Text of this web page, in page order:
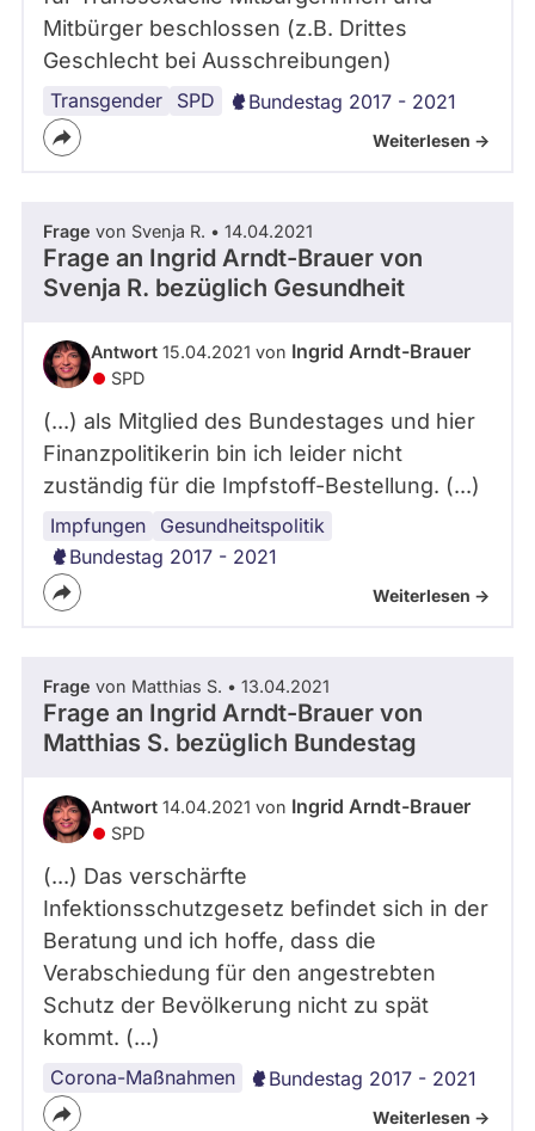
Mitbürger beschlossen (z.B. Drittes
Geschlecht bei Ausschreibungen)
Transgender SPD
Selbstbestimmung Bundestag 2017 - 2021
Weiterlesen ->
Frage von Svenja R. • 14.04.2021
Frage an Ingrid Arndt-Brauer von
Svenja R. bezüglich Gesundheit
Antwort 15.04.2021 von Ingrid Arndt-Brauer
SPD
(...) als Mitglied des Bundestages und hier
Finanzpolitikerin bin ich leider nicht
zuständig für die Impfstoff-Bestellung. (...)
Impfungen
Gesundheitspolitik
Bundestag 2017 - 2021
Weiterlesen ->
Frage von Matthias S. • 13.04.2021
Frage an Ingrid Arndt-Brauer von
Matthias S. bezüglich Bundestag
Antwort 14.04.2021 von Ingrid Arndt-Brauer
SPD
(...) Das verschärfte
Infektionsschutzgesetz befindet sich in der
Beratung und ich hoffe, dass die
Verabschiedung für den angestrebten
Schutz der Bevölkerung nicht zu spät
kommt. (...)
Corona-Maßnahmen Bundestag 2017 - 2021
Weiterlesen ->